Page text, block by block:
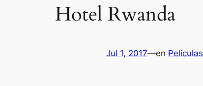
Hotel Rwanda
Jul 1, 2017—en Películas